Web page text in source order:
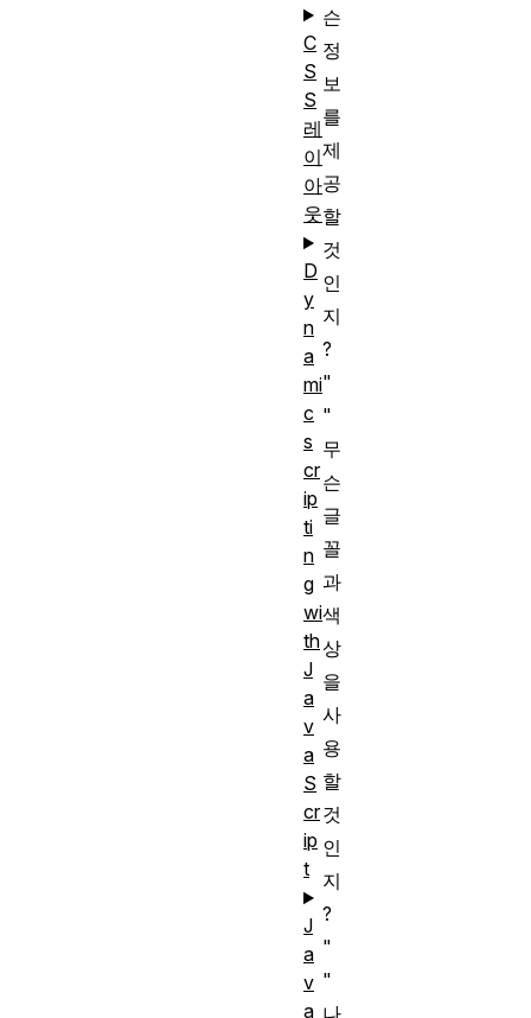
슨
정
보
를
제
공
할
것
인
지
?
"
"
무
슨
글
꼴
과
색
상
을
사
용
할
것
인
지
?
"
"
C
S
S
레
이
아
웃
D
y
n
a
mi
c
s
cr
ip
ti
n
g
wi
th
J
a
v
a
S
cr
ip
t
J
a
v
a